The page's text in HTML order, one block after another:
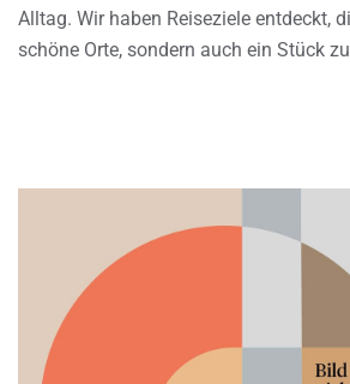
Alltag. Wir haben Reiseziele entdeckt,
schöne Orte, sondern auch ein Stück